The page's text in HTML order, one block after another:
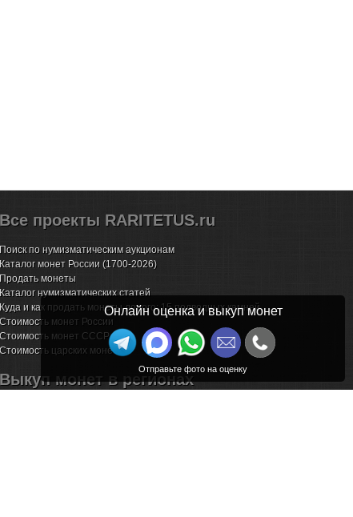
Все проекты RARITETUS.ru
Поиск по нумизматическим аукционам
Каталог монет России (1700-2026)
Продать монеты
Каталог нумизматических статей
Куда и как продать монеты дорого: 15 подводных камней
Стоимость монет России
Стоимость монет СССР
Стоимость царских монет
Выкуп монет в регионах
Онлайн оценка и выкуп монет